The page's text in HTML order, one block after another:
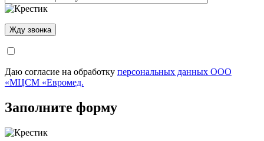
Даю согласие на обработку персональных данных ООО
«МЦСМ «Евромед.
Заполните форму